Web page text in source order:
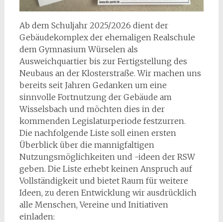
Ab dem Schuljahr 2025/2026 dient der
Gebäudekomplex der ehemaligen Realschule
dem Gymnasium Würselen als
Ausweichquartier bis zur Fertigstellung des
Neubaus an der Klosterstraße. Wir machen uns
bereits seit Jahren Gedanken um eine
sinnvolle Fortnutzung der Gebäude am
Wisselsbach und möchten dies in der
kommenden Legislaturperiode festzurren.
Die nachfolgende Liste soll einen ersten
Überblick über die mannigfaltigen
Nutzungsmöglichkeiten und -ideen der RSW
geben. Die Liste erhebt keinen Anspruch auf
Vollständigkeit und bietet Raum für weitere
Ideen, zu deren Entwicklung wir ausdrücklich
alle Menschen, Vereine und Initiativen
einladen: